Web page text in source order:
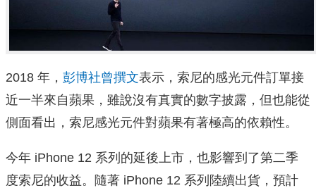
2018 年， 彭博社曾撰文表示，索尼的感光元件訂單接
近一半來自蘋果，雖說沒有真實的數字披露，但也能從
側面看出，索尼感光元件對蘋果有著極高的依賴性。
今年 iPhone 12 系列的延後上市，也影響到了第二季
度索尼的收益。隨著 iPhone 12 系列陸續出貨，預計